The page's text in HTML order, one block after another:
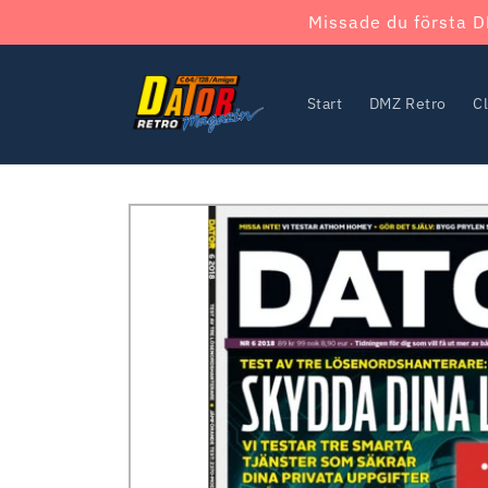
Missade du första
Start DMZ Retro
Skip to
product
information